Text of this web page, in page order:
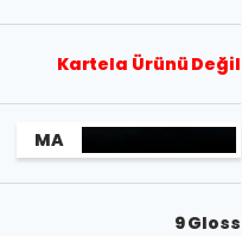
Kartela Ürünü Değil
MA
9 Gloss